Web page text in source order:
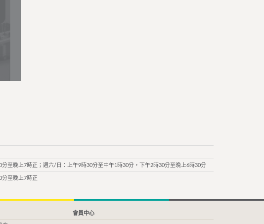
分至晚上7時正；週六/日：上午9時30分至中午1時30分，下午2時30分至晚上6時30分
分至晚上7時正
會員中心